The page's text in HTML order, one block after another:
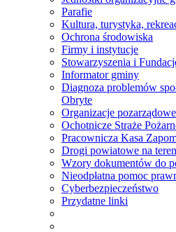
Parafie
Kultura, turystyka,
Ochrona środowiska
Firmy i instytucje
Stowarzyszenia i
Informator gminy
Diagnoza problemów
Obryte
Organizacje pozarządowe
Ochotnicze Straże
Pracownicza Kasa
Drogi powiatowe na
Wzory dokumentów do
Nieodpłatna pomoc
Cyberbezpieczeństwo
Przydatne linki